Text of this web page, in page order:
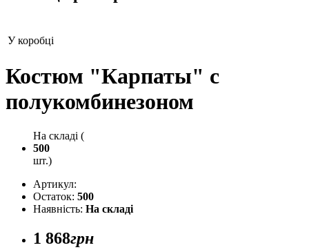
У коробці
Костюм "Карпаты" с
полукомбинезоном
На складі (
500
шт.)
Артикул:
Остаток: 500
Наявність: На складі
1 868грн